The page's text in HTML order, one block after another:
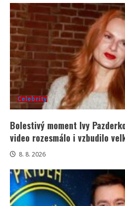
Celebrity
Bolestivý moment Ivy
video rozesmálo i vzbudilo
8. 8. 2026